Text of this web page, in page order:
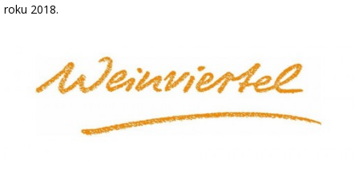
roku 2018.